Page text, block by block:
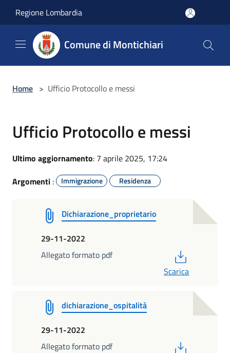
Regione Lombardia
Comune di Montichiari
Home > Ufficio Protocollo e messi
Ufficio Protocollo e messi
Ultimo aggiornamento: 7 aprile 2025, 17:24
Argomenti : Immigrazione Residenza
Dichiarazione_proprietario
29-11-2022
Allegato formato pdf
Scarica
dichiarazione_ospitalità
29-11-2022
Allegato formato pdf